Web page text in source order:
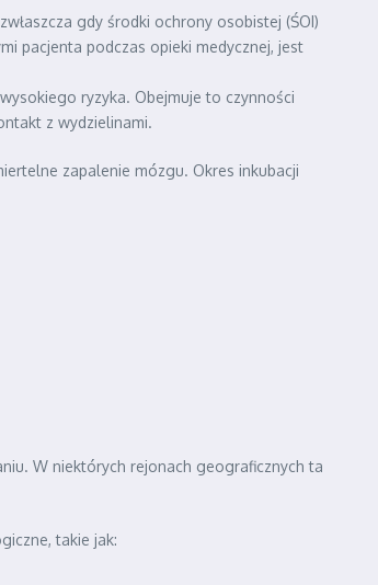
gdy środki ochrony osobistej (ŚOI)
pacjenta podczas opieki medycznej, jest
ryzyka. Obejmuje to czynności
z wydzielinami.
zapalenie mózgu. Okres inkubacji
W niektórych rejonach geograficznych ta
takie jak: